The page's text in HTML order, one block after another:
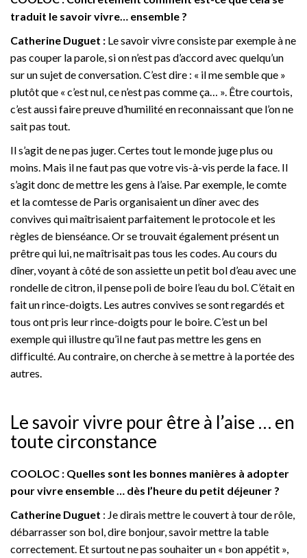
traduit le savoir vivre… ensemble ?
Catherine Duguet : Le savoir vivre consiste par exemple à ne
pas couper la parole, si on n’est pas d’accord avec quelqu’un
sur un sujet de conversation. C’est dire : « il me semble que »
plutôt que « c’est nul, ce n’est pas comme ça… ». Être courtois,
c’est aussi faire preuve d’humilité en reconnaissant que l’on ne
sait pas tout.
Il s’agit de ne pas juger. Certes tout le monde juge plus ou
moins. Mais il ne faut pas que votre vis-à-vis perde la face. Il
s’agit donc de mettre les gens à l’aise. Par exemple, le comte
et la comtesse de Paris organisaient un dîner avec des
convives qui maîtrisaient parfaitement le protocole et les
règles de bienséance. Or se trouvait également présent un
prêtre qui lui, ne maîtrisait pas tous les codes. Au cours du
dîner, voyant à côté de son assiette un petit bol d’eau avec une
rondelle de citron, il pense poli de boire l’eau du bol. C’était en
fait un rince-doigts. Les autres convives se sont regardés et
tous ont pris leur rince-doigts pour le boire. C’est un bel
exemple qui illustre qu’il ne faut pas mettre les gens en
difficulté. Au contraire, on cherche à se mettre à la portée des
autres.
Le savoir vivre pour être à l’aise … en
toute circonstance
COOLOC : Quelles sont les bonnes manières à adopter
pour vivre ensemble … dès l’heure du petit déjeuner ?
Catherine Duguet : Je dirais mettre le couvert à tour de rôle,
débarrasser son bol, dire bonjour, savoir mettre la table
correctement. Et surtout ne pas souhaiter un « bon appétit »,